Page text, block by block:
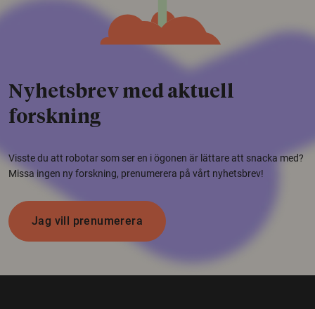
Nyhetsbrev med aktuell
forskning
Visste du att robotar som ser en i ögonen är lättare att snacka med?
Missa ingen ny forskning, prenumerera på vårt nyhetsbrev!
Jag vill prenumerera